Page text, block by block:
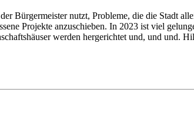
Bürgermeister nutzt, Probleme, die die Stadt
Projekte anzuschieben. In 2023 ist viel
werden hergerichtet und, und und.